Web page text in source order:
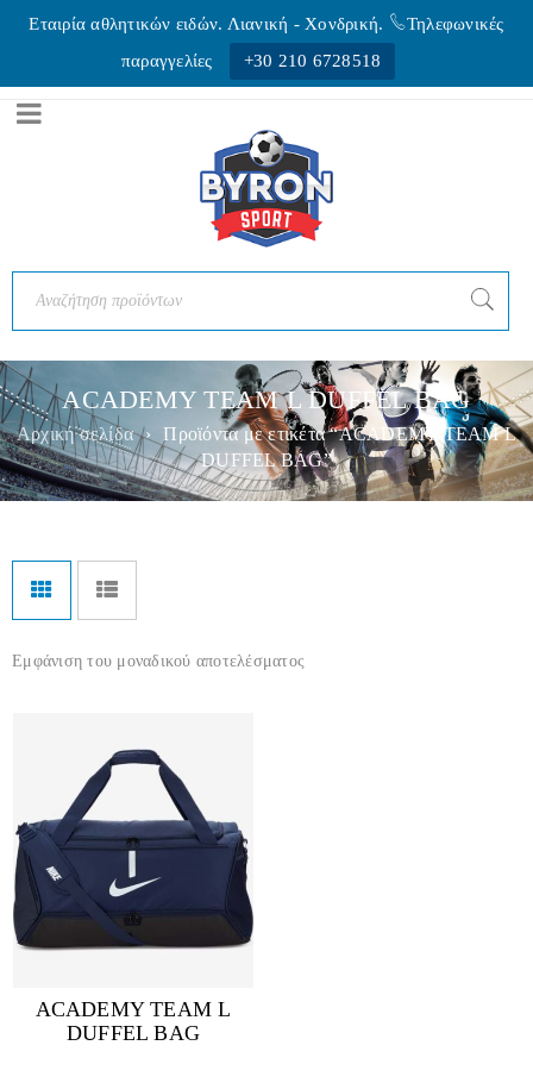
Εταιρία αθλητικών ειδών. Λιανική - Xονδρική.
Τηλεφωνικές
παραγγελίες
+30 210 6728518
ACADEMY TEAM L DUFFEL BAG
Αρχική σελίδα ›
Προϊόντα με ετικέτα “ACADEMY TEAM L
DUFFEL BAG”
Εμφάνιση του μοναδικού αποτελέσματος
ACADEMY TEAM L
DUFFEL BAG